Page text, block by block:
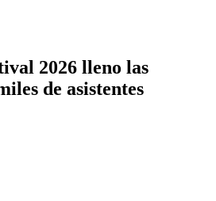
2026 lleno las
de asistentes